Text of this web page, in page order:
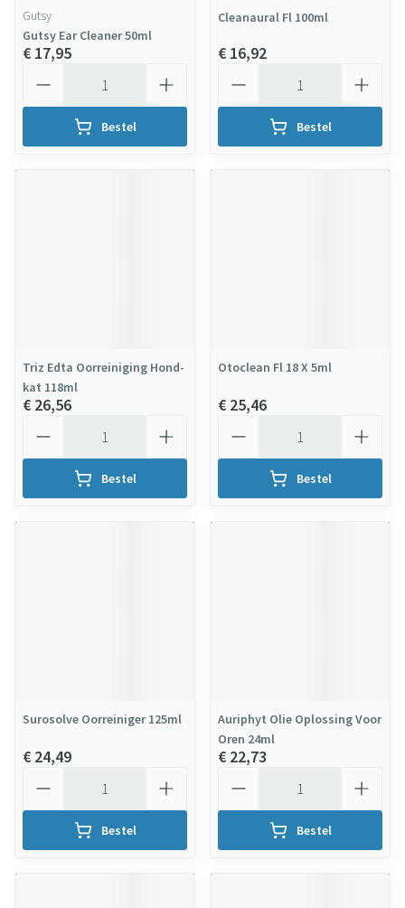
Gutsy
Gutsy Ear Cleaner 50ml
€ 17,95
Bestel
Cleanaural Fl 100ml
€ 16,92
Bestel
Triz Edta Oorreiniging Hond-
kat 118ml
€ 26,56
Bestel
Otoclean Fl 18 X 5ml
€ 25,46
Bestel
Surosolve Oorreiniger 125ml
€ 24,49
Bestel
Auriphyt Olie Oplossing Voor
Oren 24ml
€ 22,73
Bestel